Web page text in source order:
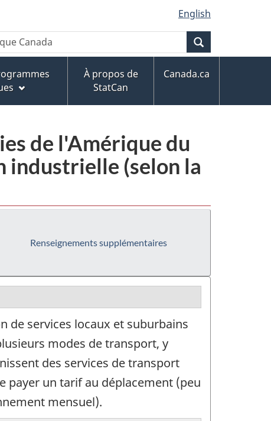
English
À propos de
StatCan
Canada.ca
de l'Amérique du
industrielle (selon la
Renseignements supplémentaires
de services locaux et suburbains
modes de transport, y
des services de transport
payer un tarif au déplacement (peu
mensuel).